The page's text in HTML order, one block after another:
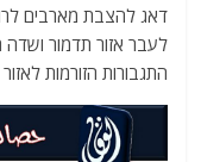
דאג להצבת מארבים
התגבורות הזורמות